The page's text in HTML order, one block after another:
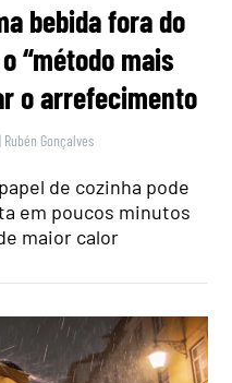
bebida fora do
“método mais
o arrefecimento
| Rubén Gonçalves
de cozinha pode
em poucos minutos
maior calor